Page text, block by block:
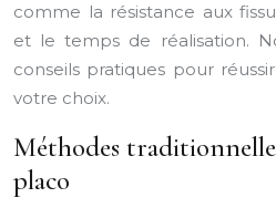
comme la résistance aux
et le temps de réalisation.
conseils pratiques pour
votre choix.
Méthodes
placo